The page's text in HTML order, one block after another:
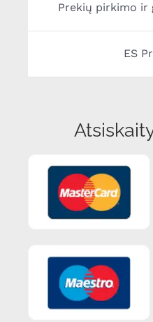
Prekių pirkimo ir
ES